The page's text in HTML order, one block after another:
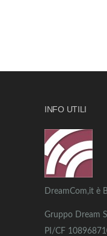
INFO UTILI
DreamCom,it è
Gruppo Dream
PI/CF